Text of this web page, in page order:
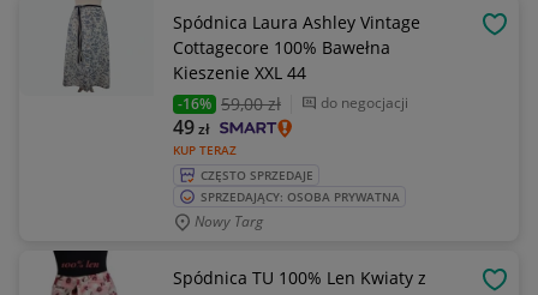
Spódnica Laura Ashley Vintage
Cottagecore 100% Bawełna
Kieszenie XXL 44
-16% 59,00 zł do negocjacji
KUP TERAZ
49zł
CZĘSTO SPRZEDAJE
SPRZEDAJĄCY: OSOBA PRYWATNA
Nowy Targ
Spódnica TU 100% Len Kwiaty z